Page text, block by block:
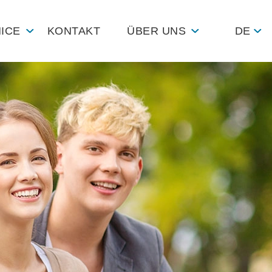
Globales Netzwerk
KONTAKT ÜBER UNS DE